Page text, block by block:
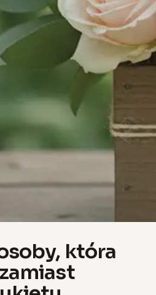
która